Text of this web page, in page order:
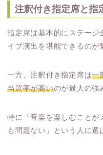
注釈付き指定席と指
指定席は基本的にステージ
イブ演出を堪能できるのが
一方、注釈付き指定席は一
当選率が高いのが最大の強
特に「音楽を楽しむことが
も問題ない」という人に選